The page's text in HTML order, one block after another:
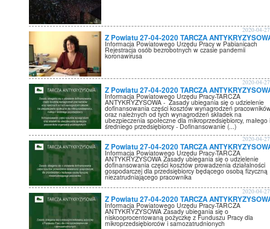
Z Powiatu 27-04-2020 TARCZA
2020-04-27
Informacja Powiatowego Urzędu Pracy w Pabianicach
Rejestracja osób bezrobotnych w czasie pandemii
koronawirusa
Z Powiatu 27-04-2020 TARCZA
2020-04-27
Informacja Powiatowego Urzędu Pracy-TARCZA
ANTYKRYZYSOWA - Zasady ubiegania się o udzielenie
dofinansowania części kosztów wynagrodzeń
oraz należnych od tych wynagrodzeń składek na
ubezpieczenia społeczne dla mikroprzedsiębiorcy, małego
średniego przedsiębiorcy - Dofinansowanie (...)
Z Powiatu 27-04-2020 TARCZA
2020-04-27
Informacja Powiatowego Urzędu Pracy-TARCZA
ANTYKRYZYSOWA Zasady ubiegania się o udzielenie
dofinansowania części kosztów prowadzenia działalności
gospodarczej dla przedsiębiorcy będącego osobą fizyczną
niezatrudniającego pracownika
Z Powiatu 27-04-2020 TARCZA
2020-04-27
Informacja Powiatowego Urzędu Pracy-TARCZA
ANTYKRYZYSOWA Zasady ubiegania się o
niskooprocentowaną pożyczkę z Funduszu Pracy dla
mikroprzedsiębiorców i samozatrudnionych